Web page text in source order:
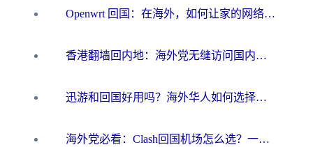
Openwrt 回国：在海外，如何让家的网络触手可及
香港翻墙回内地：海外党无缝访问国内资源的加速器选择全攻略
迅游和回国好用吗？海外华人如何选择靠谱的回国加速器
海外党必看：Clash回国机场怎么选？一篇搞定无缝访问国内资源的全攻略